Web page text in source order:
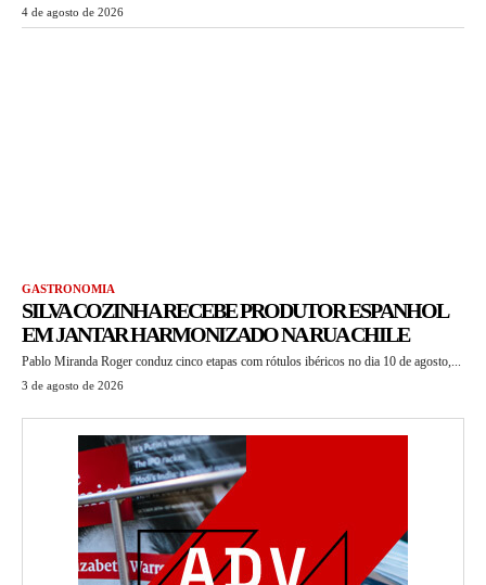
4 de agosto de 2026
GASTRONOMIA
SILVA COZINHA RECEBE PRODUTOR ESPANHOL
EM JANTAR HARMONIZADO NA RUA CHILE
Pablo Miranda Roger conduz cinco etapas com rótulos ibéricos no dia 10 de agosto,...
3 de agosto de 2026